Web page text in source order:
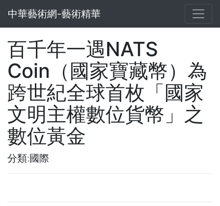
中華藝術網-藝術精華
百千年一遇NATS
Coin（國家寶藏幣）為
跨世紀全球首枚「國家
文明主權數位貨幣」之
數位黃金
分類:國際